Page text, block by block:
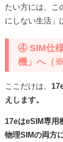
たい方には、こ
にしない生活」
④ SIM仕
機」へ（※
ここだけは、
えします。
17eはeSIM専用
物理SIMの両方